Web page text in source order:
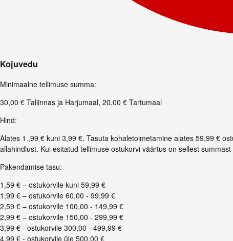
Kojuvedu
Minimaalne tellimuse summa:
30,00 € Tallinnas ja Harjumaal, 20,00 € Tartumaal
Hind:
Alates 1.,99 € kuni 3,99 €. Tasuta kohaletoimetamine alates 59,99 €
allahindlust. Kui esitatud tellimuse ostukorvi väärtus on sellest
Pakendamise tasu:
1,59 € – ostukorvile kuni 59,99 €
1,99 € – ostukorvile 60,00 - 99,99 €
2,59 € – ostukorvile 100,00 - 149,99 €
2,99 € – ostukorvile 150,00 - 299,99 €
3,99 € - ostukorvile 300,00 - 499,99 €
4,99 € - ostukorvile üle 500,00 €